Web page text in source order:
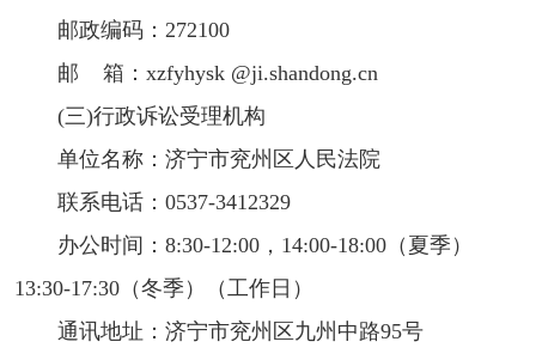
邮政编码：272100
邮 箱：xzfyhysk @ji.shandong.cn
(三)行政诉讼受理机构
单位名称：济宁市兖州区人民法院
联系电话：0537-3412329
办公时间：8:30-12:00，14:00-18:00（夏季）
13:30-17:30（冬季）（工作日）
通讯地址：济宁市兖州区九州中路95号